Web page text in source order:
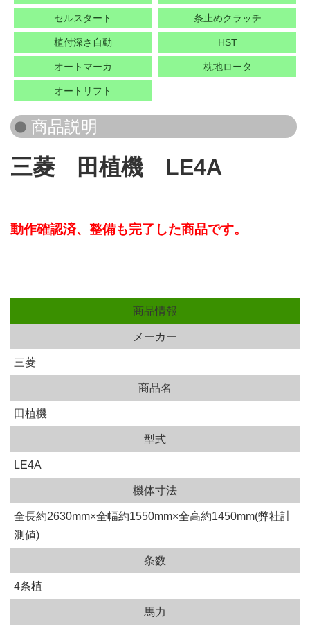
セルスタート 条止めクラッチ
植付深さ自動 HST
オートマーカ 枕地ロータ
オートリフト
三菱 田植機 LE4A
動作確認済、 整備も完了した商品です。
商品情報
メーカー
三菱
商品名
田植機
型式
LE4A
機体寸法
全長約2630mm×全幅約1550mm×全高約1450mm(弊社計
測値)
条数
4条植
馬力